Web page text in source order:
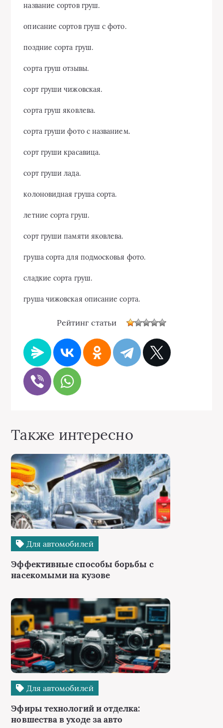
название сортов груш.
описание сортов груш с фото.
поздние сорта груш.
сорта груш отзывы.
сорт груши чижовская.
сорта груш яковлева.
сорта груши фото с названием.
сорт груши красавица.
сорт груши лада.
колоновидная груша сорта.
летние сорта груш.
сорт груши памяти яковлева.
груша сорта для подмосковья фото.
сладкие сорта груш.
груша чижовская описание сорта.
Рейтинг статьи
Также интересно
Для автомобилей
Эффективные способы борьбы с
насекомыми на кузове
Для автомобилей
Эфиры технологий и отделка:
новшества в уходе за авто